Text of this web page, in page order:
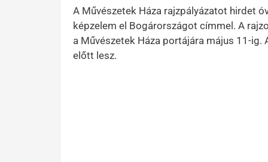
A Művészetek Háza rajzpályázatot hirdet
képzelem el Bogárországot címmel. A
a Művészetek Háza portájára május 11-
előtt lesz.